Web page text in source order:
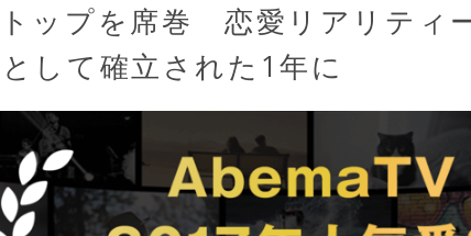
ップを席巻 恋愛リアリティ
して確立された1年に